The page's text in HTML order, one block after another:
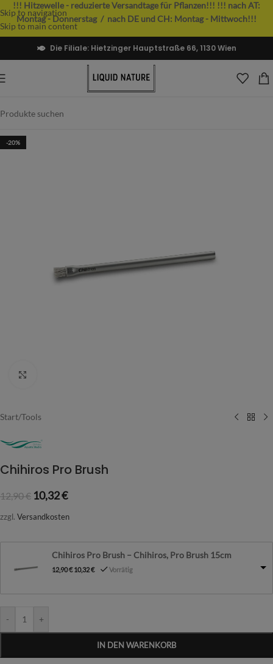
Skip to navigation
Skip to main content
!!! Hitzewelle - reduzierte Versandtage für Pflanzen!!! !!! nach AT:
Montag - Donnerstag / nach DE und CH: Montag - Mittwoch!!!
Die Filiale: Hietzinger Hauptstraße 66, 1130 Wien
-20%
Start/Tools
Chihiros Pro Brush
12,90€ 10,32€
zzgl. Versandkosten
Chihiros Pro Brush – Chihiros, Pro Brush 15cm
12,90€ 10,32€ Vorrätig
- +
IN DEN WARENKORB